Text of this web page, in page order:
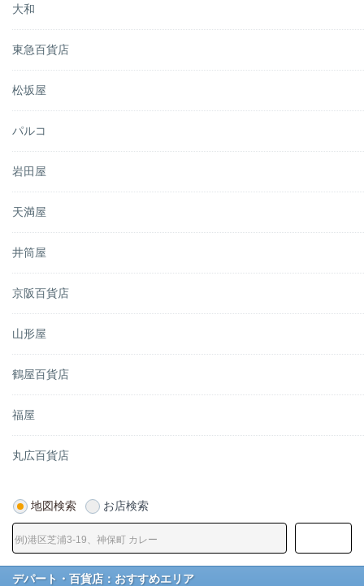
大和
東急百貨店
松坂屋
パルコ
岩田屋
天満屋
井筒屋
京阪百貨店
山形屋
鶴屋百貨店
福屋
丸広百貨店
地図検索 お店検索
デパート・百貨店：おすすめエリア